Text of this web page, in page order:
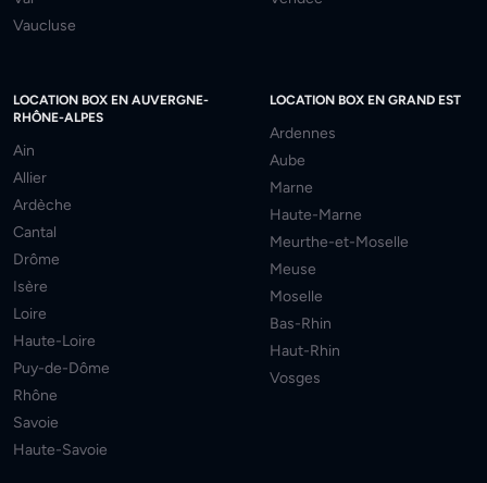
Vaucluse
LOCATION BOX EN AUVERGNE-
RHÔNE-ALPES
Ain
Allier
Ardèche
Cantal
Drôme
Isère
Loire
Haute-Loire
Puy-de-Dôme
Rhône
Savoie
Haute-Savoie
LOCATION BOX EN GRAND EST
Ardennes
Aube
Marne
Haute-Marne
Meurthe-et-Moselle
Meuse
Moselle
Bas-Rhin
Haut-Rhin
Vosges